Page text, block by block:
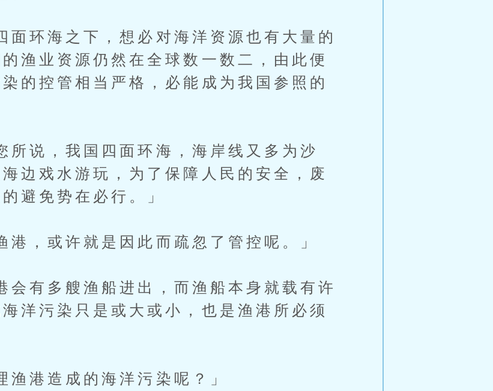
环海之下，想必对海洋资源也有大量的
渔业资源仍然在全球数一数二，由此便
的控管相当严格，必能成为我国参照的
说，我国四面环海，海岸线又多为沙
边戏水游玩，为了保障人民的安全，废
避免势在必行。」
，或许就是因此而疏忽了管控呢。」
有多艘渔船进出，而渔船本身就载有许
洋污染只是或大或小，也是渔港所必须
港造成的海洋污染呢？」